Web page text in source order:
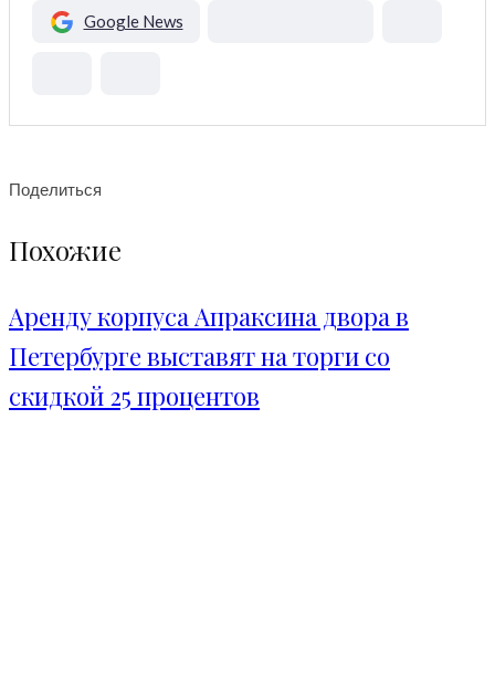
Google News
Поделиться
Похожие
Аренду корпуса Апраксина двора в
Петербурге выставят на торги со
скидкой 25 процентов